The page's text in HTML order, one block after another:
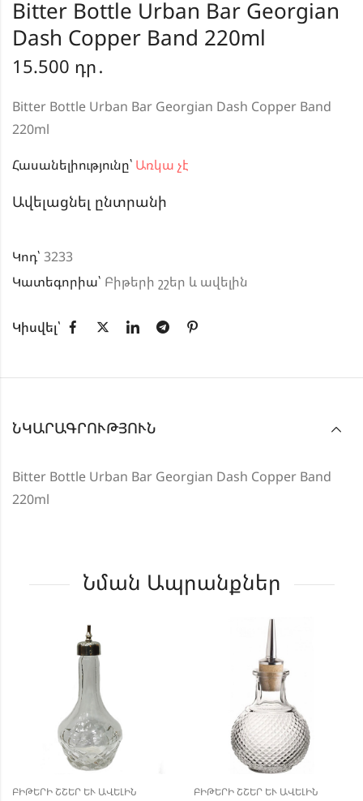
Bitter Bottle Urban Bar Georgian
Dash Copper Band 220ml
15.500 դր․
Bitter Bottle Urban Bar Georgian Dash Copper Band
220ml
Հասանելիությունը՝ Առկա չէ
Ավելացնել ընտրանի
Կոդ՝ 3233
Կատեգորիա՝ Բիթերի շշեր և ավելին
Կիսվել՝
ՆԿԱՐԱԳՐՈՒԹՅՈՒՆ
Bitter Bottle Urban Bar Georgian Dash Copper Band
220ml
Նման Ապրանքներ
ԲԻԹԵՐԻ ՇՇԵՐ ԵՒ ԱՎԵԼԻՆ ԲԻԹԵՐԻ ՇՇԵՐ ԵՒ ԱՎԵԼԻՆ